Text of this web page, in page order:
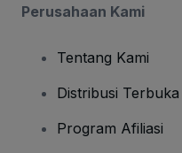
Perusahaan Kami
Tentang Kami
Distribusi Terbuka
Program Afiliasi